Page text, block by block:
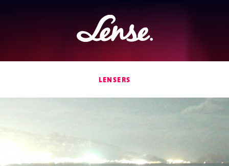
Lense
LENSERS